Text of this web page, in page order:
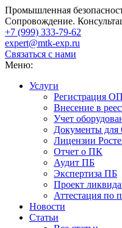
Промышленная
Сопровождение.
+7 (999) 333-79-62
expert@mtk-exp.ru
Связаться с нами
Меню:
Услуги
Регистрация
Внесение в
Учет
Документы
Лицензии
Отчет о ПК
Аудит ПБ
Экспертиза ПБ
Проект
Аттестация по
Новости
Статьи